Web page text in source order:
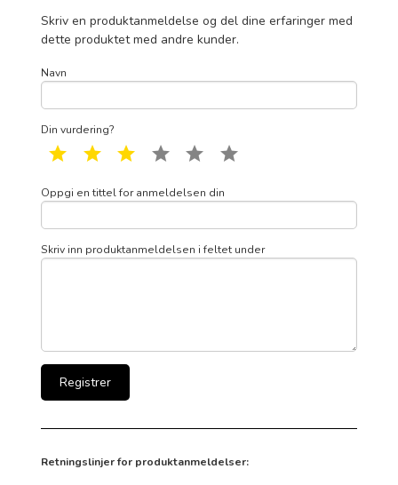
Skriv en produktanmeldelse og del dine erfaringer med
dette produktet med andre kunder.
Navn
Din vurdering?
1 star 2 star 3 star 4 star 5 star
Oppgi en tittel for anmeldelsen din
Skriv inn produktanmeldelsen i feltet under
Retningslinjer for produktanmeldelser: